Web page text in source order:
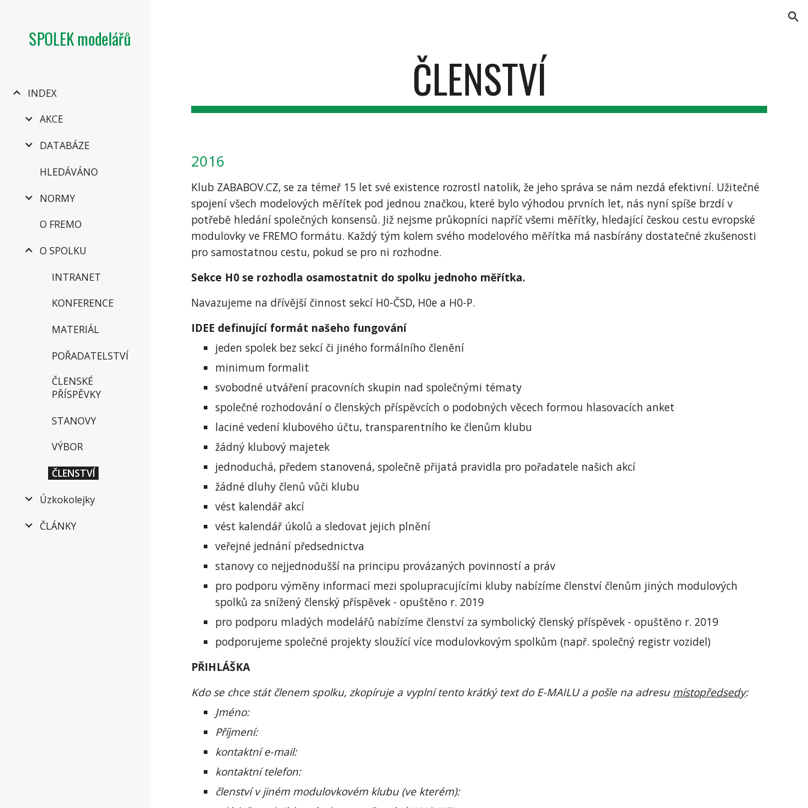
SPOLEK modelářů
INDEX
AKCE
DATABÁZE
HLEDÁVÁNO
NORMY
O FREMO
O SPOLKU
INTRANET
KONFERENCE
MATERIÁL
POŘADATELSTVÍ
ČLENSKÉ
PŘÍSPĚVKY
STANOVY
VÝBOR
ČLENSTVÍ
Úzkokolejky
ČLÁNKY
ČLENSTVÍ
2016
Klub ZABABOV.CZ, se za témeř 15 let své existence rozrostl natolik, že jeho správa se nám nezdá efektivní. Užitečné
spojení všech modelových měřítek pod jednou značkou, které bylo výhodou prvních let, nás nyní spíše brzdí v
potřebě hledání společných konsensů. Již nejsme průkopníci napříč všemi měřítky, hledající českou cestu evropské
modulovky ve FREMO formátu. Každý tým kolem svého modelového měřítka má nasbírány dostatečné zkušenosti
pro samostatnou cestu, pokud se pro ni rozhodne.
Sekce H0 se rozhodla osamostatnit do spolku jednoho měřítka.
Navazujeme na dřívější činnost sekcí H0-ČSD, H0e a H0-P.
IDEE definující formát našeho fungování
jeden spolek bez sekcí či jiného formálního členění
minimum formalit
svobodné utváření pracovních skupin nad společnými tématy
společné rozhodování o členských příspěvcích o podobných věcech formou hlasovacích anket
laciné vedení klubového účtu, transparentního ke členům klubu
žádný klubový majetek
jednoduchá, předem stanovená, společně přijatá pravidla pro pořadatele našich akcí
žádné dluhy členů vůči klubu
vést kalendář akcí
vést kalendář úkolů a sledovat jejich plnění
veřejné jednání předsednictva
stanovy co nejjednodušší na principu provázaných povinností a práv
pro podporu výměny informací mezi spolupracujícími kluby nabízíme členství členům jiných modulových
spolků za snížený členský příspěvek - opuštěno r. 2019
pro podporu mladých modelářů nabízíme členství za symbolický členský příspěvek - opuštěno r. 2019
podporujeme společné projekty sloužící více modulovkovým spolkům (např. společný registr vozidel)
PŘIHLÁŠKA
Kdo se chce stát členem spolku, zkopíruje a vyplní tento krátký text do E-MAILU a pošle na adresu místopředsedy:
Jméno:
Příjmení:
kontaktní e-mail:
kontaktní telefon:
členství v jiném modulovkovém klubu (ve kterém):